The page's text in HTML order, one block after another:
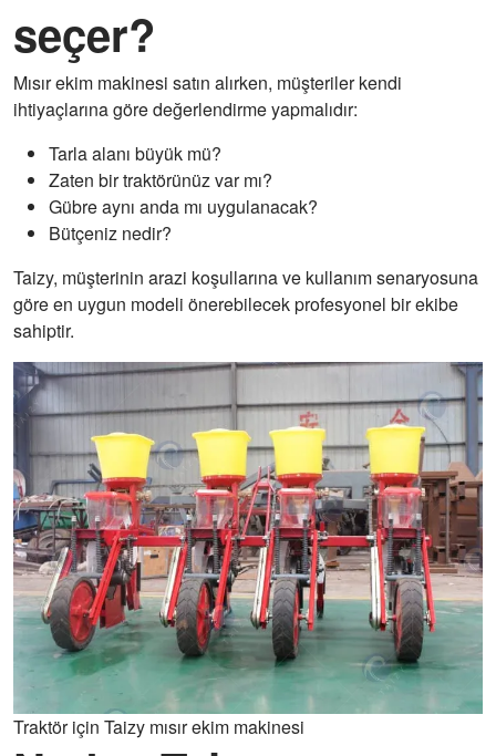
seçer?
Mısır ekim makinesi satın alırken, müşteriler kendi
ihtiyaçlarına göre değerlendirme yapmalıdır:
Tarla alanı büyük mü?
Zaten bir traktörünüz var mı?
Gübre aynı anda mı uygulanacak?
Bütçeniz nedir?
Taizy, müşterinin arazi koşullarına ve kullanım senaryosuna
göre en uygun modeli önerebilecek profesyonel bir ekibe
sahiptir.
Traktör için Taizy mısır ekim makinesi